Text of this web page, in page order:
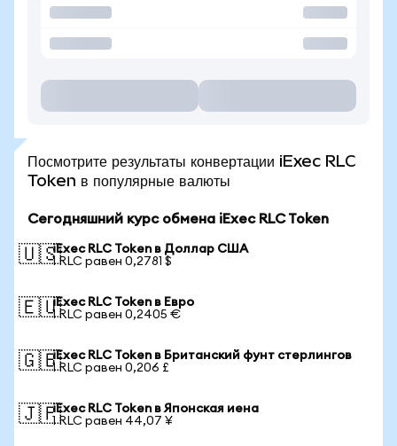
Посмотрите результаты конвертации iExec RLC
Token в популярные валюты
Сегодняшний курс обмена iExec RLC Token
🇺🇸iExec RLC Token в Доллар США
1 RLC равен 0,2781 $
🇪🇺iExec RLC Token в Евро
1 RLC равен 0,2405 €
🇬🇧iExec RLC Token в Британский фунт стерлингов
1 RLC равен 0,206 £
🇯🇵iExec RLC Token в Японская иена
1 RLC равен 44,07 ¥